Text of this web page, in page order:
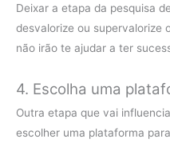
Deixar a etapa da pesquisa
desvalorize ou supervalorize
não irão te ajudar a ter
4. Escolha uma
Outra etapa que vai
escolher uma plataforma